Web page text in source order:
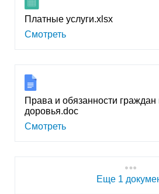
Платные услуги.xlsx
Смотреть
Права и обязанности
доровья.doc
Смотреть
Еще 1